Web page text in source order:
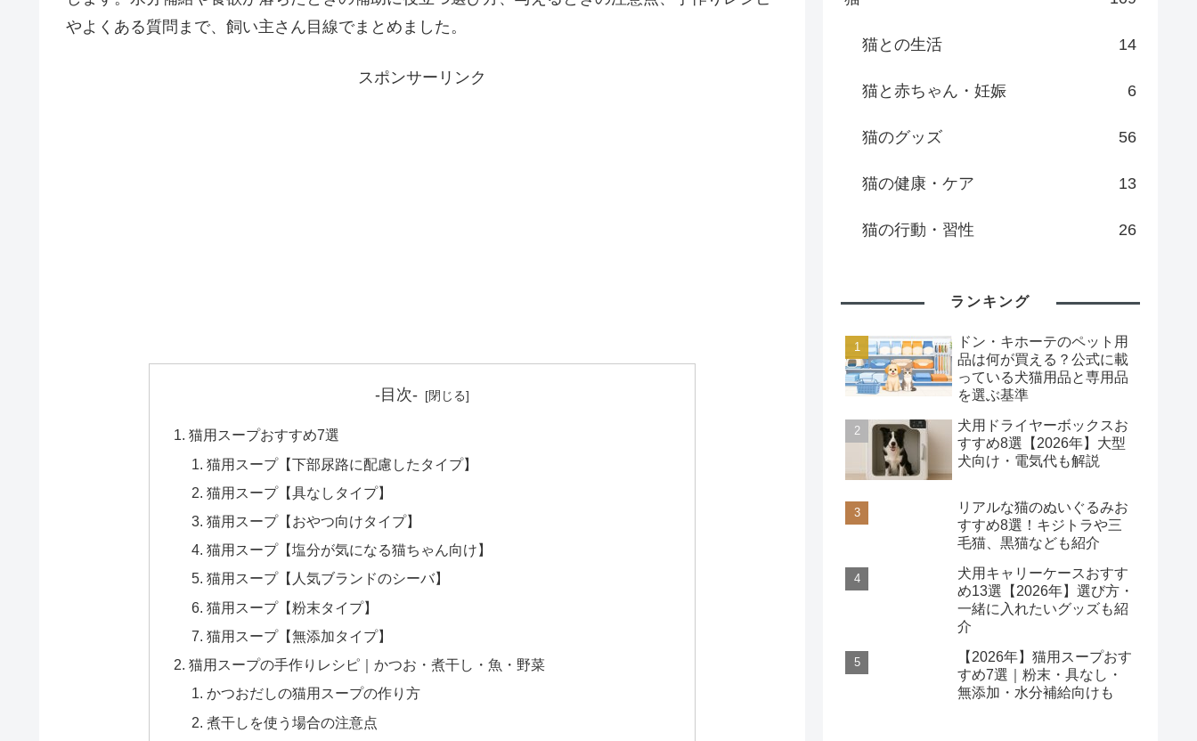
やよくある質問まで、飼い主さん目線でまとめました。
スポンサーリンク
-目次-
猫用スープおすすめ7選
猫用スープ【下部尿路に配慮したタイプ】
猫用スープ【具なしタイプ】
猫用スープ【おやつ向けタイプ】
猫用スープ【塩分が気になる猫ちゃん向け】
猫用スープ【人気ブランドのシーバ】
猫用スープ【粉末タイプ】
猫用スープ【無添加タイプ】
猫用スープの手作りレシピ｜かつお・煮干し・魚・野菜
かつおだしの猫用スープの作り方
煮干しを使う場合の注意点
猫との生活 14
猫と赤ちゃん・妊娠 6
猫のグッズ 56
猫の健康・ケア 13
猫の行動・習性 26
ランキング
ドン・キホーテのペット用
品は何が買える？公式に載
っている犬猫用品と専用品
を選ぶ基準
犬用ドライヤーボックスお
すすめ8選【2026年】大型
犬向け・電気代も解説
リアルな猫のぬいぐるみお
すすめ8選！キジトラや三
毛猫、黒猫なども紹介
犬用キャリーケースおすす
め13選【2026年】選び方・
一緒に入れたいグッズも紹
介
【2026年】猫用スープおす
すめ7選｜粉末・具なし・
無添加・水分補給向けも